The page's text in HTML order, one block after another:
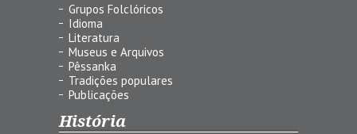
Grupos Folclóricos
Idioma
Literatura
Museus e Arquivos
Pêssanka
Tradições populares
Publicações
História